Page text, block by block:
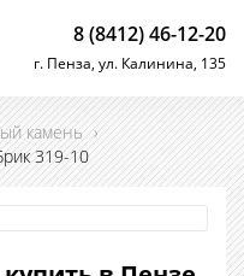
8 (8412) 46-12-20
г. Пенза, ул. Калинина, 135
камень ›
319-10